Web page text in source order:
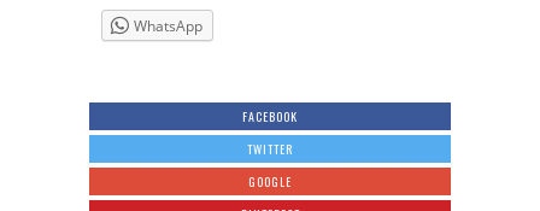
WhatsApp
FACEBOOK
TWITTER
GOOGLE